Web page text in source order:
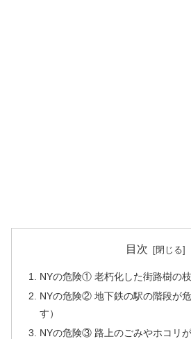
目次
NYの危険① 老朽化した街路樹の
NYの危険② 地下鉄の駅の階段が
す）
NYの危険③ 路上のごみやホコリ